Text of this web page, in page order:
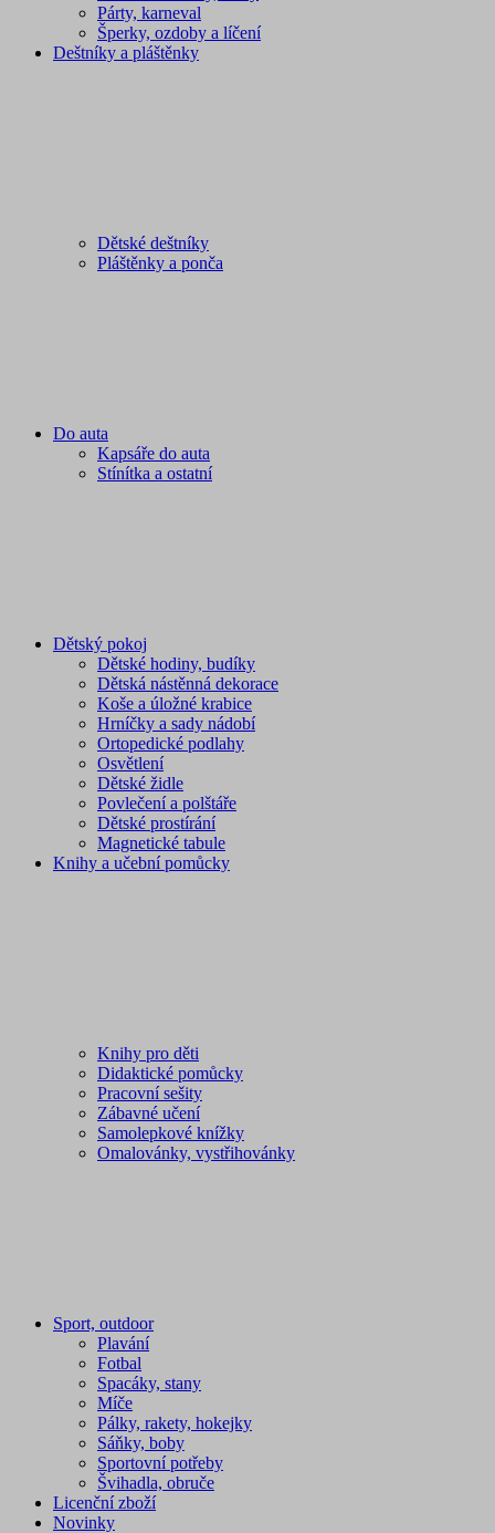
Párty, karneval
Šperky, ozdoby a líčení
Deštníky a pláštěnky
Dětské deštníky
Pláštěnky a ponča
Do auta
Kapsáře do auta
Stínítka a ostatní
Dětský pokoj
Dětské hodiny, budíky
Dětská nástěnná dekorace
Koše a úložné krabice
Hrníčky a sady nádobí
Ortopedické podlahy
Osvětlení
Dětské židle
Povlečení a polštáře
Dětské prostírání
Magnetické tabule
Knihy a učební pomůcky
Knihy pro děti
Didaktické pomůcky
Pracovní sešity
Zábavné učení
Samolepkové knížky
Omalovánky, vystřihovánky
Sport, outdoor
Plavání
Fotbal
Spacáky, stany
Míče
Pálky, rakety, hokejky
Sáňky, boby
Sportovní potřeby
Švihadla, obruče
Licenční zboží
Novinky